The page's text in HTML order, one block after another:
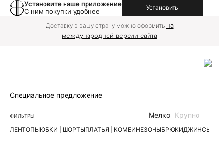
Установите наше приложение
С ним покупки удобнее
Установить
Доставку в вашу страну можно оформить на
международной версии сайта
Специальное предложение
ФИЛЬТРЫ
ЛЕНТОПЫЮБКИ | ШОРТЫПЛАТЬЯ | КОМБИНЕЗОНЫБРЮКИДЖИНСЫ
Мелко Крупно